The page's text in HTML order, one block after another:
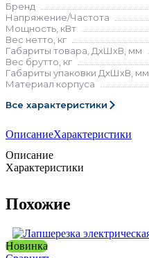
Бренд
Напряжение/Частота
Мощность, кВт
Вес нетто, кг
Габариты товара, ДхШхВ, мм
Вес брутто, кг
Габариты упаковки ДхШхВ, мм
Материал корпуса
Все характеристики
ОписаниеХарактеристики
Описание
Характеристики
Похожие
Новинка